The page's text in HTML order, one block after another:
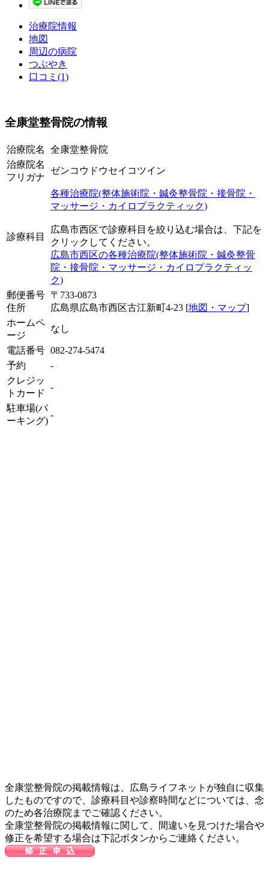
治療院情報
地図
周辺の病院
つぶやき
口コミ(1)
全康堂整骨院の情報
治療院名
全康堂整骨院
治療院名
フリガナ
ゼンコウドウセイコツイン
診療科目
各種治療院(整体施術院・鍼灸整骨院・接骨院・
マッサージ・カイロプラクティック)
広島市西区で診療科目を絞り込む場合は、下記を
クリックしてください。
広島市西区の各種治療院(整体施術院・鍼灸整骨
院・接骨院・マッサージ・カイロプラクティッ
ク)
郵便番号
住所
〒733-0873
広島県広島市西区古江新町4-23 [地図・マップ]
ホームペ
ージ
なし
電話番号 082-274-5474
予約
-
クレジッ
トカード
-
駐車場(パ
ーキング)
-
全康堂整骨院の掲載情報は、広島ライフネットが独自に収集
したものですので、診療科目や診察時間などについては、念
のため各治療院までご確認ください。
全康堂整骨院の掲載情報に関して、間違いを見つけた場合や
修正を希望する場合は下記ボタンからご連絡ください。